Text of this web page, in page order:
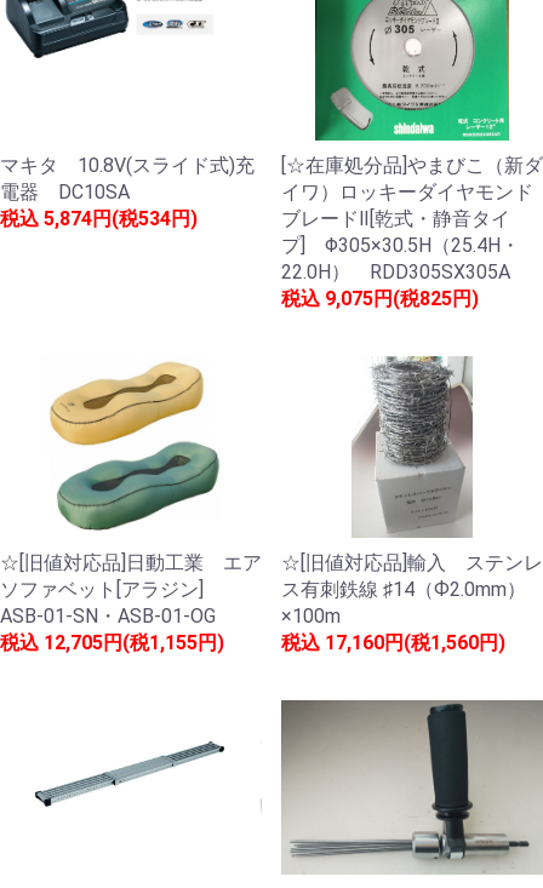
マキタ 10.8V(スライド式)充
電器 DC10SA
税込 5,874円(税534円)
[☆在庫処分品]やまびこ（新ダ
イワ）ロッキーダイヤモンド
ブレードⅡ[乾式・静音タイ
プ] Φ305×30.5H（25.4H・
22.0H） RDD305SX305A
税込 9,075円(税825円)
☆[旧値対応品]日動工業 エア
ソファベット[アラジン]
ASB-01-SN・ASB-01-OG
税込 12,705円(税1,155円)
☆[旧値対応品]輸入 ステンレ
ス有刺鉄線 ♯14（Ф2.0mm）
×100m
税込 17,160円(税1,560円)